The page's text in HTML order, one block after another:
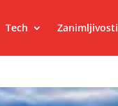
Tech Zanimljivosti